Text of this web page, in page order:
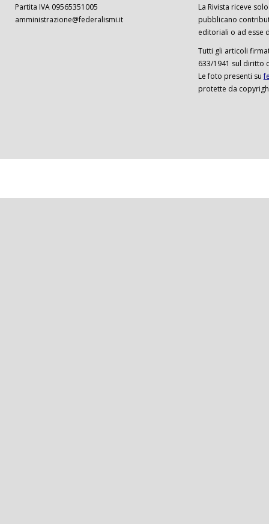
Partita IVA 09565351005
amministrazione@federalismi.it
La Rivista riceve
pubblicano
editoriali o ad esse
Tutti gli articoli
633/1941 sul diritto
Le foto presenti su
protette da